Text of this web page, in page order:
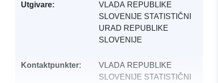
Utgivare:
VLADA REPUBLIKE
SLOVENIJE STATISTIČNI
URAD REPUBLIKE
SLOVENIJE
Kontaktpunkter:
VLADA REPUBLIKE
SLOVENIJE STATISTIČNI